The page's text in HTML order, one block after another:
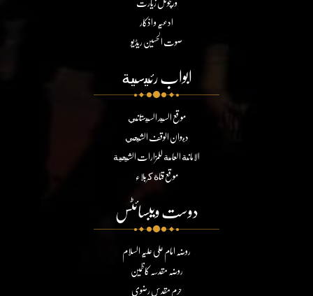
ادعیہ و اذکار
صوت الحسین ریڈیو
ابواب رئيسية
موقع السيد السيستاني
ديوان الوقف الشيعي
الامانة العامة للمزارات الشيعية
موقع قناة كربلاء
دوست ویبسائٹس
روضہ امام علی علیہ السلام
روضہ مقدسہ کاظمین
حرم مقدس رضوی